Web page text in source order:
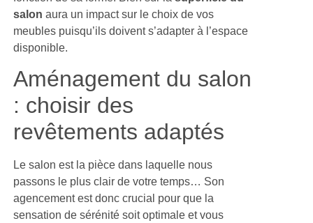
salon aura un impact sur le choix de vos
meubles puisqu’ils doivent s’adapter à l’espace
disponible.
Aménagement du salon
: choisir des
revêtements adaptés
Le salon est la pièce dans laquelle nous
passons le plus clair de votre temps… Son
agencement est donc crucial pour que la
sensation de sérénité soit optimale et vous